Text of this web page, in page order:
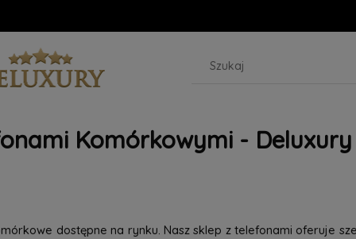
Komórkowymi - Deluxury
dostępne na rynku. Nasz sklep z telefonami oferuje